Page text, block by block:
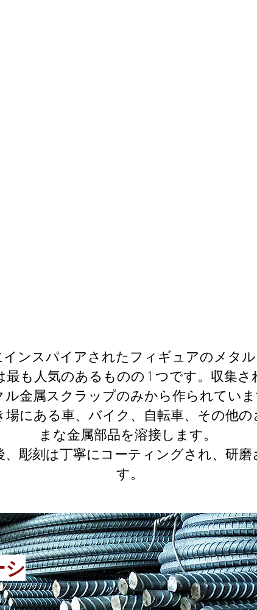
インスパイアされたフィギュアのメタル
最も人気のあるものの 1 つです。収集さ
ル金属スクラップのみから作られてい
場にある車、バイク、自転車、その他
まな金属部品を溶接します。
、彫刻は丁寧にコーティングされ、研磨
す。